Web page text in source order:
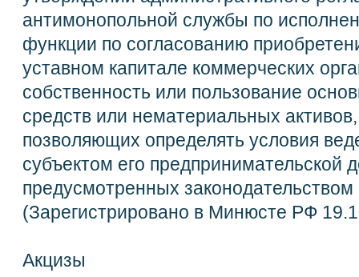
антимонопольной службы по
функции по согласованию
уставном капитале коммерческих
собственность или пользование
средств или нематериальных
позволяющих определять условия
субъектом его предпринимательской
предусмотренных
(Зарегистрировано в Минюсте РФ
Акцизы